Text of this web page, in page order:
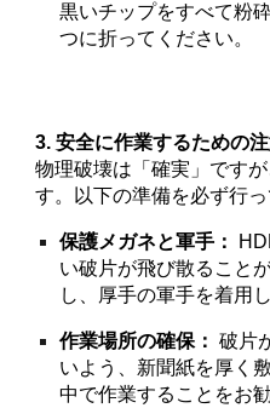
黒いチップをすべて粉
つに折ってください。
3. 安全に作業するための
物理破壊は「確実」です
す。以下の準備を必ず行っ
保護メガネと軍手：
い破片が飛び散ること
し、厚手の軍手を着用
作業場所の確保： 破片
いよう、新聞紙を厚く
中で作業することをお